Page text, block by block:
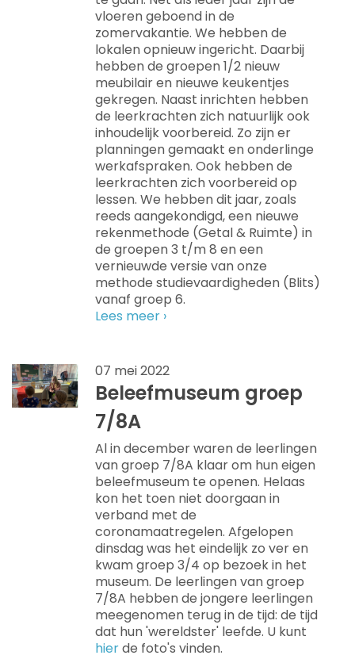
vloeren geboend in de
zomervakantie. We hebben de
lokalen opnieuw ingericht. Daarbij
hebben de groepen 1/2 nieuw
meubilairen nieuwe keukentjes
gekregen. Naast inrichten hebben
de leerkrachten zich natuurlijk ook
inhoudelijk voorbereid. Zo zijn er
planningen gemaakt en onderlinge
werkafspraken. Ook hebben de
leerkrachten zichvoorbereid op
lessen. We hebben dit jaar, zoals
reeds aangekondigd, een nieuwe
rekenmethode (Getal & Ruimte) in
de groepen 3 t/m 8 en een
vernieuwde versie van onze
methode studievaardigheden (Blits)
vanaf groep 6.
Lees meer ›
07 mei 2022
Beleefmuseum groep
7/8A
Al in december waren de leerlingen
van groep 7/8A klaar om hun eigen
beleefmuseum te openen. Helaas
kon het toen niet doorgaan in
verband met de
coronamaatregelen. Afgelopen
dinsdag was het eindelijk zo ver en
kwam groep 3/4 op bezoek in het
museum. De leerlingen van groep
7/8A hebben de jongere leerlingen
meegenomen terug in de tijd: de tijd
dat hun 'wereldster' leefde. U kunt
hierde foto's vinden.